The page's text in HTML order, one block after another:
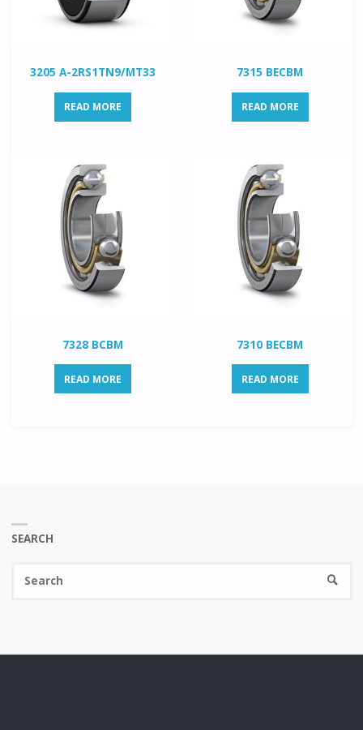
3205 A-2RS1TN9/MT33
READ MORE
7315 BECBM
READ MORE
7328 BCBM
READ MORE
7310 BECBM
READ MORE
SEARCH